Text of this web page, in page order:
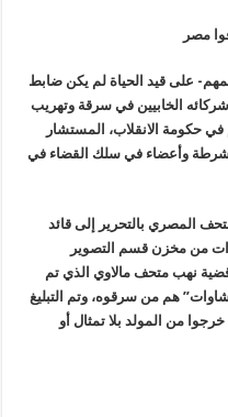
مصر
على قيد الحياة لم يكن ضابط
الخابيين في سرقة وتهريب
في حكومة الانقلاب، المستشار
وأعضاء في سلك القضاء في
المصري بالتحرير إلى قائد
من مخزن قسم التصوير
نهب متحف مالاوي الذي تم
هم من سرقوه، وتم التبليغ
من المولد بلا تمثال أو